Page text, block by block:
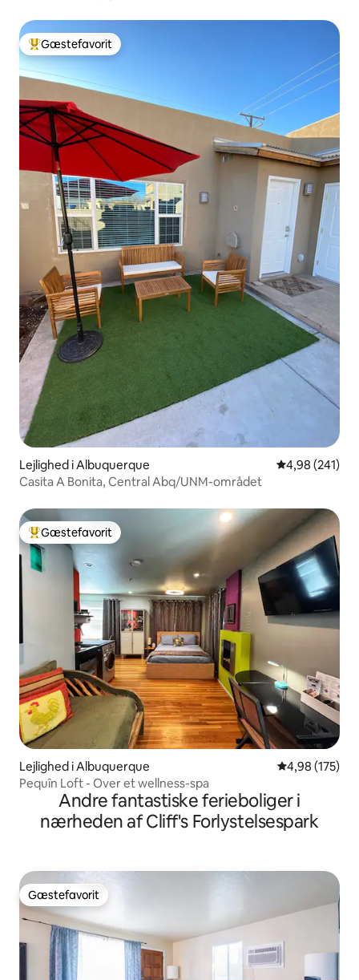
Bedste gæstefavorit
Gæstefavorit
Lejlighed i Albuquerque 4,98 ud af 5 i
4,98 (241)
Casita A Bonita, Central Abq/UNM-området
Bedste gæstefavorit
Gæstefavorit
Lejlighed i Albuquerque 4,98 ud af 5 i
4,98 (175)
Pequîn Loft - Over et wellness-spa
Andre fantastiske ferieboliger i
nærheden af Cliff's Forlystelsespark
Gæstefavorit
Gæstefavorit